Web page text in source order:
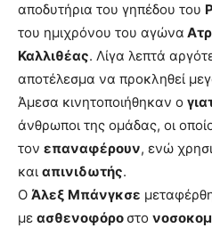
αποδυτήρια του γηπέδου του
του ημιχρόνου του αγώνα
Καλλιθέας. Λίγα λεπτά
αποτέλεσμα να προκληθεί
Άμεσα κινητοποιήθηκαν ο
άνθρωποι της ομάδας, οι
τον επαναφέρουν, ενώ
και απινιδωτής.
Ο Άλεξ Μπάνγκσε
με ασθενοφόρο στο